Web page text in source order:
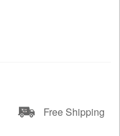
Free Shipping